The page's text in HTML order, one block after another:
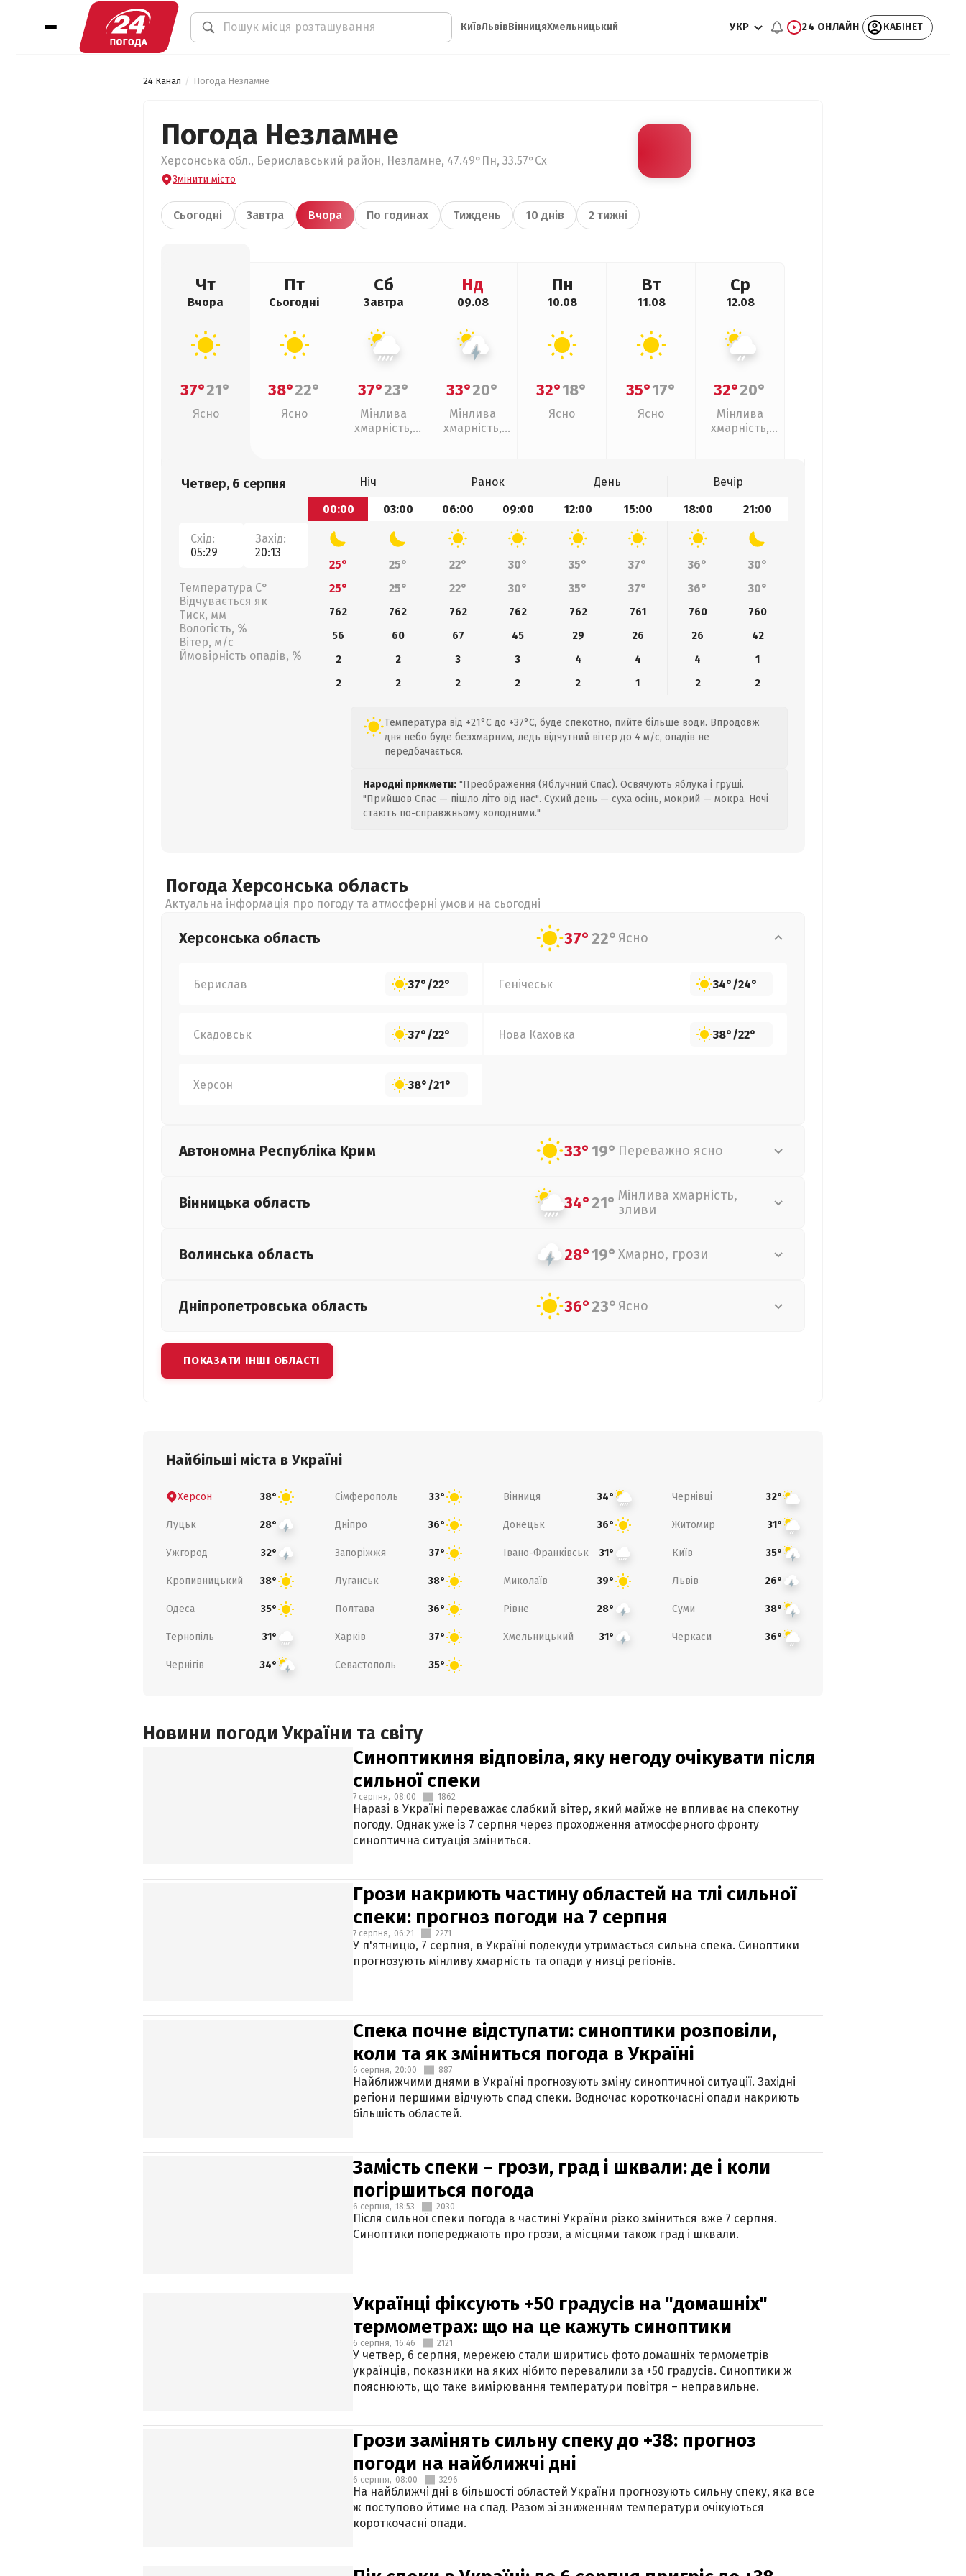
КиївЛьвівВінницяХмельницький УКР 24 ОНЛАЙН КАБІНЕТ
24 Канал Погода Незламне
Погода Незламне
Херсонська обл., Бериславський район, Незламне, 47.49°Пн, 33.57°Сх
Змінити місто
Сьогодні Завтра Вчора По годинах Тиждень 10 днів 2 тижні
Чт
Вчора
37°21°
Ясно
Пт
Сьогодні
38°22°
Ясно
Сб
Завтра
37°23°
Мінлива
хмарність,
Нд
09.08
33°20°
Мінлива
хмарність,
Пн
10.08
32°18°
Ясно
Вт
11.08
35°17°
Ясно
Ср
12.08
32°20°
Мінлива
хмарність,
Четвер, 6 серпня
Схід:
05:29
Захід:
20:13
Температура С°
Відчувається як
Тиск, мм
Вологість, %
Вітер, м/с
Ймовірність опадів, %
Ніч Ранок День
Вечір
00:00
03:00 06:00 09:00 12:00 15:00 18:00 21:00
25° 25° 22° 30° 35° 37° 36°
30°
25°
25° 22° 30° 35° 37° 36° 30°
762 762 762 762 762 761 760
760
56
60 67 45 29 26 26
42
2
2 3 3 4 4 4
1
2
2 2 2 2 1 2 2
Температура від +21°C до +37°C, буде спекотно, пийте більше води. Впродовж
дня небо буде безхмарним, ледь відчутний вітер до 4 м/с, опадів не
передбачається.
Народні прикмети: "Преображення (Яблучний Спас). Освячують яблука і груші.
"Прийшов Спас — пішло літо від нас". Сухий день — суха осінь, мокрий — мокра. Ночі
стають по-справжньому холодними."
Погода Херсонська область
Актуальна інформація про погоду та атмосферні умови на сьогодні
Херсонська область 37°22° Ясно
Берислав 37°/22° Генічеськ 34°/24°
Скадовськ 37°/22° Нова Каховка 38°/22°
Херсон 38°/21°
Автономна Республіка Крим 33°19° Переважно ясно
Вінницька область 34°21° Мінлива хмарність,
зливи
Волинська область 28°19° Хмарно, грози
Дніпропетровська область 36°23° Ясно
ПОКАЗАТИ ІНШІ ОБЛАСТІ
Найбільші міста в Україні
Херсон 38° Сімферополь 33° Вінниця 34° Чернівці 32°
Луцьк 28° Дніпро 36° Донецьк 36° Житомир 31°
Ужгород 32° Запоріжжя 37° Івано-Франківськ 31° Київ 35°
Кропивницький 38° Луганськ 38° Миколаїв 39° Львів 26°
Одеса 35° Полтава 36° Рівне 28° Суми 38°
Тернопіль 31° Харків 37° Хмельницький 31° Черкаси 36°
Чернігів 34° Севастополь 35°
Новини погоди України та світу
Синоптикиня відповіла, яку негоду очікувати після
сильної спеки
7 серпня, 08:00 1862
Наразі в Україні переважає слабкий вітер, який майже не впливає на спекотну
погоду. Однак уже із 7 серпня через проходження атмосферного фронту
синоптична ситуація зміниться.
Грози накриють частину областей на тлі сильної
спеки: прогноз погоди на 7 серпня
7 серпня, 06:21 2271
У п'ятницю, 7 серпня, в Україні подекуди утримається сильна спека. Синоптики
прогнозують мінливу хмарність та опади у низці регіонів.
Спека почне відступати: синоптики розповіли,
коли та як зміниться погода в Україні
6 серпня, 20:00 887
Найближчими днями в Україні прогнозують зміну синоптичної ситуації. Західні
регіони першими відчують спад спеки. Водночас короткочасні опади накриють
більшість областей.
Замість спеки – грози, град і шквали: де і коли
погіршиться погода
6 серпня, 18:53 2030
Після сильної спеки погода в частині України різко зміниться вже 7 серпня.
Синоптики попереджають про грози, а місцями також град і шквали.
Українці фіксують +50 градусів на "домашніх"
термометрах: що на це кажуть синоптики
6 серпня, 16:46 2121
У четвер, 6 серпня, мережею стали ширитись фото домашніх термометрів
українців, показники на яких нібито перевалили за +50 градусів. Синоптики ж
пояснюють, що таке вимірювання температури повітря – неправильне.
Грози замінять сильну спеку до +38: прогноз
погоди на найближчі дні
6 серпня, 08:00 3296
На найближчі дні в більшості областей України прогнозують сильну спеку, яка все
ж поступово йтиме на спад. Разом зі зниженням температури очікуються
короткочасні опади.